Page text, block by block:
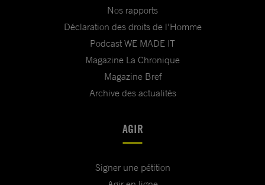
Nos rapports
Déclaration des droits de l'Homme
Podcast WE MADE IT
Magazine La Chronique
Magazine Bref
Archive des actualités
AGIR
Signer une pétition